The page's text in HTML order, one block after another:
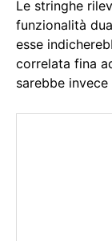
Le stringhe
funzionalità
esse
correlata fina
sarebbe invece